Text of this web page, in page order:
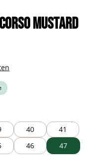
mustard
40
41
46
47